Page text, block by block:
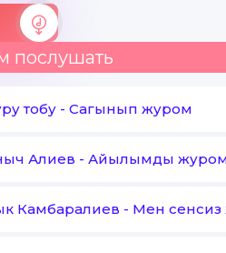
послушать
тобу - Сагынып журом
Алиев - Айылымды
Камбаралиев - Мен сенсиз